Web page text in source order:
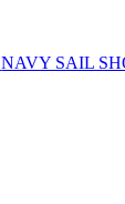
NAVY SAIL